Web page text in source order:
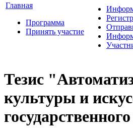
Главная
Программа
Принять участие
Тезис
культуры и